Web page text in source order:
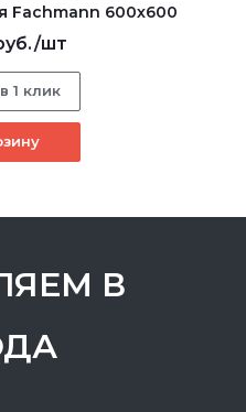
Fachmann 600х600
/шт
1 клик
В